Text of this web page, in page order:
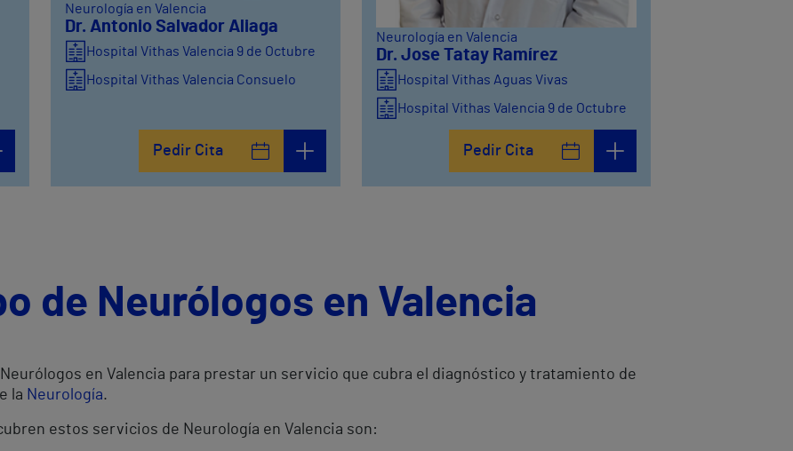
Neurología en Valencia
Dr. Antonio Salvador Aliaga
Hospital Vithas Valencia 9 de Octubre
Hospital Vithas Valencia Consuelo
Pedir Cita
Neurología en Valencia
Dr. Jose Tatay Ramírez
Hospital Vithas Aguas Vivas
Hospital Vithas Valencia 9 de Octubre
Pedir Cita
de Neurólogos en Valencia
en Valencia para prestar un servicio que cubra el diagnóstico y tratamiento de
la Neurología.
estos servicios de Neurología en Valencia son: